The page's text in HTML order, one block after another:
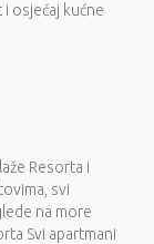
osjećaj kućne
Resorta i
svi
na more
Svi apartmani